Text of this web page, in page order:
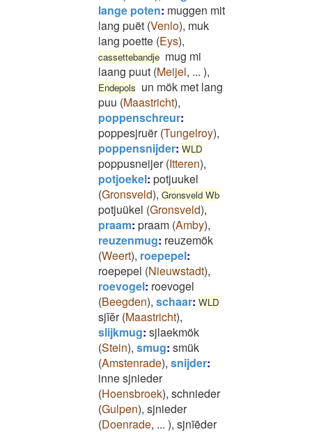
lange poten: muggen mit
lang puët (Venlo), muk
lang poette (Eys),
cassettebandje mug mi
laang puut (Meijel, ... ),
Endepols un mök met lang
puu (Maastricht),
poppenschreur:
poppesjruër(Tungelroy),
poppensnijder: WLD
poppusneijer(Itteren),
potjoekel: potjuukel
(Gronsveld), Gronsveld Wb
potjuükel (Gronsveld),
praam: praam (Amby),
reuzenmug: reuzemök
(Weert), roepepel:
roepepel (Nieuwstadt),
roevogel: roevogel
(Beegden), schaar: WLD
sjĭĕr(Maastricht),
slijkmug: sjlaekmök
(Stein), smug: smük
(Amstenrade), snijder:
inne sjnieder
(Hoensbroek), schnieder
(Gulpen), sjnieder
(Doenrade, ... ), sjnīēder